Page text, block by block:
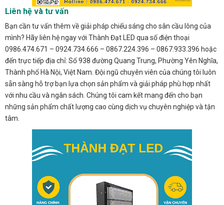
Liên hệ và tư vấn
Bạn cần tư vấn thêm về giải pháp chiếu sáng cho sân cầu lông của
mình? Hãy liên hệ ngay với Thành Đạt LED qua số điện thoại
0986.474.671 – 0924.734.666 – 0867.224.396 – 0867.933.396 hoặc
đến trực tiếp địa chỉ: Số 938 đường Quang Trung, Phường Yên Nghĩa,
Thành phố Hà Nội, Việt Nam. Đội ngũ chuyên viên của chúng tôi luôn
sẵn sàng hỗ trợ bạn lựa chọn sản phẩm và giải pháp phù hợp nhất
với nhu cầu và ngân sách. Chúng tôi cam kết mang đến cho bạn
những sản phẩm chất lượng cao cùng dịch vụ chuyên nghiệp và tận
tâm.